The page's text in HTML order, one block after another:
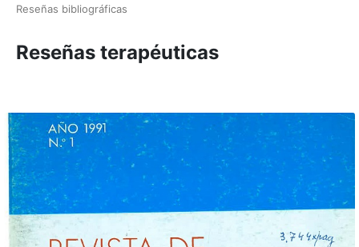
Reseñas bibliográficas
Reseñas terapéuticas